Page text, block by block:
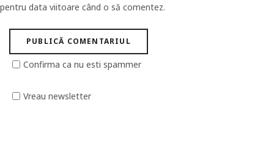
pentru data viitoare când o să comentez.
Confirma ca nu esti spammer
Vreau newsletter